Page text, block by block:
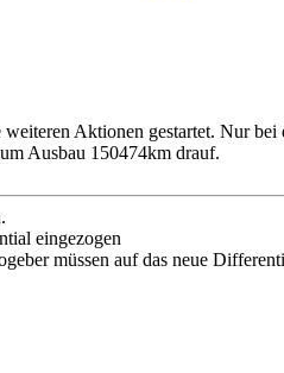
Aktionen gestartet. Nur
Ausbau 150474km drauf.
eingezogen
müssen auf das neue